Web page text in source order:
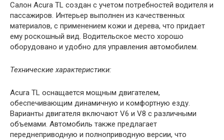
Салон Acura TL создан с учетом потребностей водителя и
пассажиров. Интерьер выполнен из качественных
материалов, с применением кожи и дерева, что придает
ему роскошный вид. Водительское место хорошо
оборудовано и удобно для управления автомобилем.
Технические характеристики:
Acura TL оснащается мощным двигателем,
обеспечивающим динамичную и комфортную езду.
Варианты двигателя включают V6 и V8 с различными
объемами. Автомобиль также предлагает
переднеприводную и полноприводную версии, что